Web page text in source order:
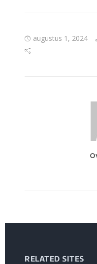
augustus 1, 2024
RELATED SITES